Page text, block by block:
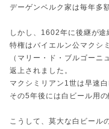
デーゲンベルク家は毎年多
しかし、1602年に後継が途
特権はバイエルン公マクシ
（マリー・ド・ブルゴー
返上されました。
マクシミリアン1世は早速
その5年後には白ビール用
こうして、莫大な白ビール